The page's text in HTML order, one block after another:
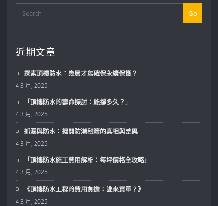
Go
近期文章
探索頂樓防水：幾層才能確保永續保護？
4 3 月, 2025
「頂樓防水的壽命探討：能撐多久？」
4 3 月, 2025
抓漏與防水：揭開防潮秘籍的真相與差異
4 3 月, 2025
「頂樓防水施工費用解析：每坪價格全攻略」
4 3 月, 2025
《頂樓防水工程的費用負擔：誰來買單？》
4 3 月, 2025